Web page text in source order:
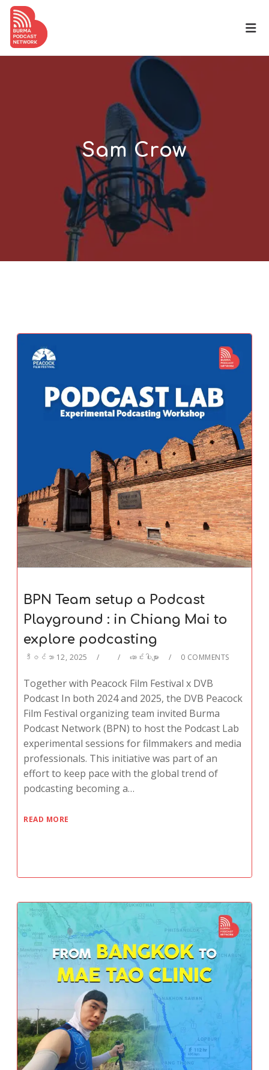
Sam Crow
BPN Team setup a Podcast
Playground : in Chiang Mai to
explore podcasting
ဒီဇင်ဘာ 12, 2025 ဆောင်းပါးများ 0 COMMENTS
Together with Peacock Film Festival x DVB
Podcast In both 2024 and 2025, the DVB Peacock
Film Festival organizing team invited Burma
Podcast Network (BPN) to host the Podcast Lab
experimental sessions for filmmakers and media
professionals. This initiative was part of an
effort to keep pace with the global trend of
podcasting becoming a…
READ MORE